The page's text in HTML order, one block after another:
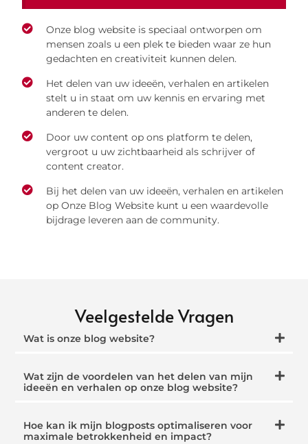
Onze blog website is speciaal ontworpen om
mensen zoals u een plek te bieden waar ze hun
gedachten en creativiteit kunnen delen.
Het delen van uw ideeën, verhalen en artikelen
stelt u in staat om uw kennis en ervaring met
anderen te delen.
Door uw content op ons platform te delen,
vergroot u uw zichtbaarheid als schrijver of
content creator.
Bij het delen van uw ideeën, verhalen en artikelen
op Onze Blog Website kunt u een waardevolle
bijdrage leveren aan de community.
Veelgestelde Vragen
Wat is onze blog website?
Wat zijn de voordelen van het delen van mijn
ideeën en verhalen op onze blog website?
Hoe kan ik mijn blogposts optimaliseren voor
maximale betrokkenheid en impact?